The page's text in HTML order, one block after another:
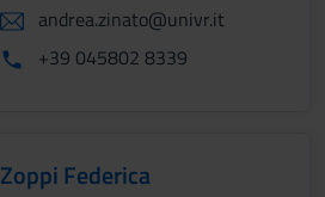
andrea.zinato@univr.it
+39 045802 8339
Zoppi Federica